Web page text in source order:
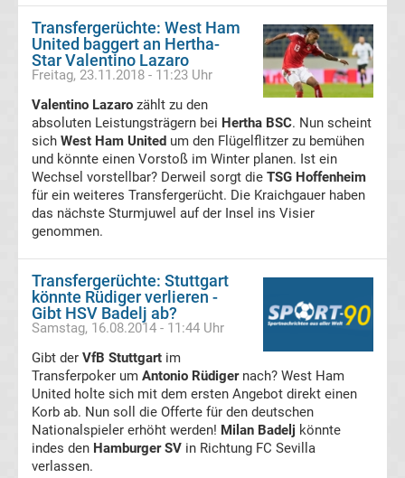
Handball
Bundesliga
Handball
international
Boxen
News
Motorsport
Formel
1
Transfergerüchte: West Ham
United baggert an Hertha-
Star Valentino Lazaro
Freitag, 23.11.2018 - 11:23 Uhr
Valentino Lazaro zählt zu den
absoluten Leistungsträgern bei Hertha BSC. Nun scheint
sich West Ham United um den Flügelflitzer zu bemühen
und könnte einen Vorstoß im Winter planen. Ist ein
Wechsel vorstellbar? Derweil sorgt die TSG Hoffenheim
für ein weiteres Transfergerücht. Die Kraichgauer haben
das nächste Sturmjuwel auf der Insel ins Visier
genommen.
Transfergerüchte: Stuttgart
könnte Rüdiger verlieren -
Gibt HSV Badelj ab?
Samstag, 16.08.2014 - 11:44 Uhr
Gibt der VfB Stuttgart im
Transferpoker um Antonio Rüdigernach? West Ham
United holte sich mit dem ersten Angebot direkt einen
Korb ab. Nun soll die Offerte für den deutschen
Nationalspieler erhöht werden! Milan Badelj könnte
indes den Hamburger SV in Richtung FC Sevilla
verlassen.